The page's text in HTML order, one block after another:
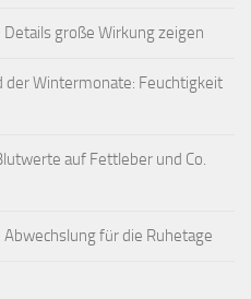
große Wirkung zeigen
der Wintermonate: Feuchtigkeit
auf Fettleber und Co.
für die Ruhetage